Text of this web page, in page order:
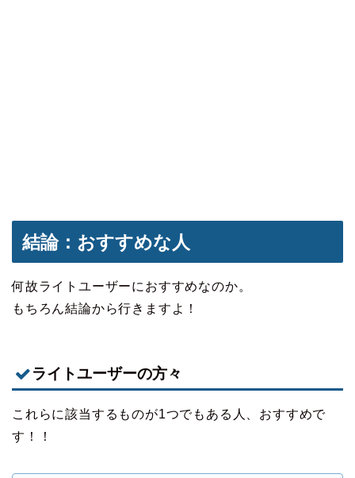
結論：おすすめな人
何故ライトユーザーにおすすめなのか。
もちろん結論から行きますよ！
ライトユーザーの方々
これらに該当するものが1つでもある人、おすすめで
す！！